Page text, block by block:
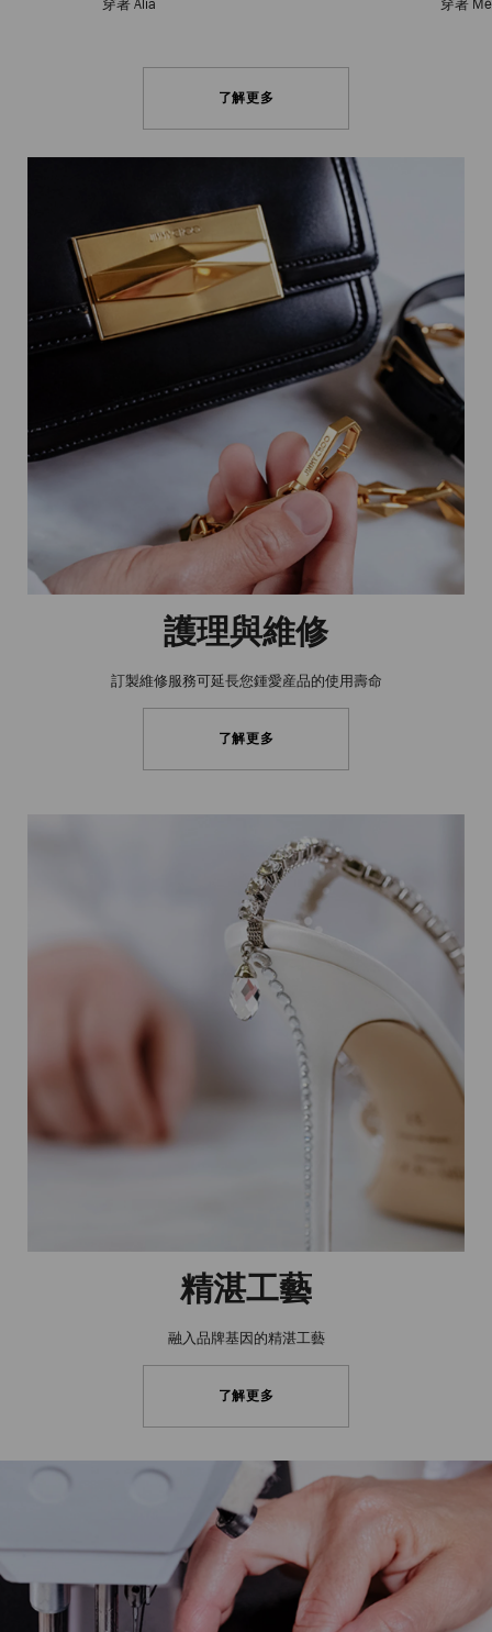
了解更多
護理與維修
訂製維修服務可延長您鍾愛産品的使用壽命
了解更多
精湛工藝
融入品牌基因的精湛工藝
了解更多